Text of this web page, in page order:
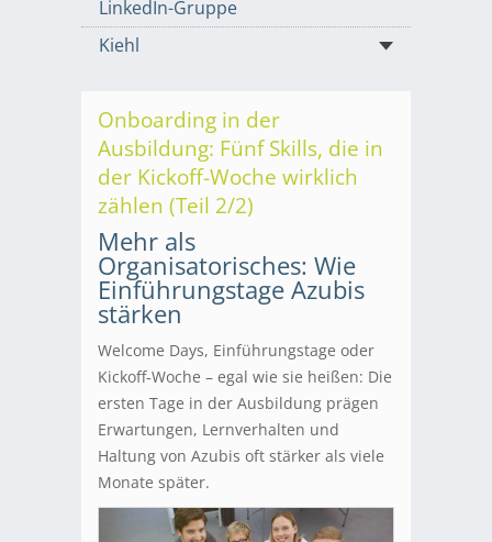
LinkedIn-Gruppe
Kiehl
Onboarding in der
Ausbildung: Fünf Skills, die in
der Kickoff-Woche wirklich
zählen (Teil 2/2)
Mehr als
Organisatorisches: Wie
Einführungstage Azubis
stärken
Welcome Days, Einführungstage oder
Kickoff‑Woche – egal wie sie heißen: Die
ersten Tage in der Ausbildung prägen
Erwartungen, Lernverhalten und
Haltung von Azubis oft stärker als viele
Monate später.